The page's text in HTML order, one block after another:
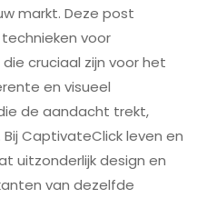
markt. Deze post
voor
cruciaal zijn voor het
en visueel
de aandacht trekt,
CaptivateClick leven en
uitzonderlijk design en
van dezelfde